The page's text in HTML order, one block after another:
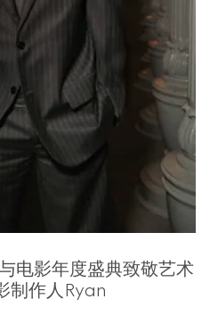
电影年度盛典致敬艺术
制作人Ryan